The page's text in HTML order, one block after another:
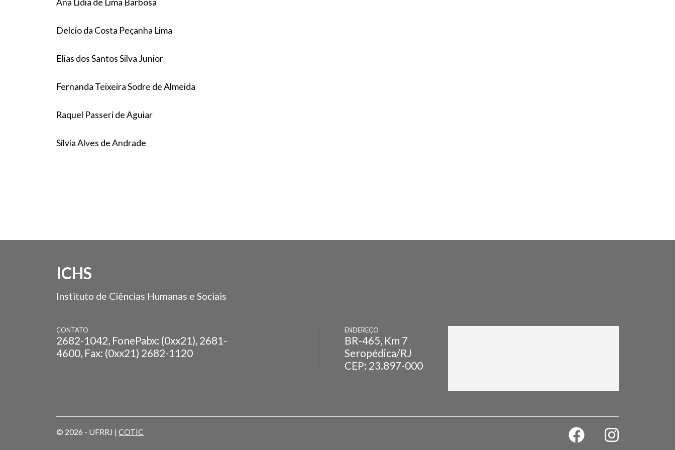
Ana Lídia de Lima Barbosa
Delcio da Costa Peçanha Lima
Elias dos Santos Silva Junior
Fernanda Teixeira Sodre de Almeida
Raquel Passeri de Aguiar
Silvia Alves de Andrade
ICHS
Instituto de Ciências Humanas e Sociais
CONTATO
2682-1042, FonePabx: (0xx21), 2681-
4600, Fax: (0xx21) 2682-1120
ENDEREÇO
BR-465, Km 7
Seropédica/RJ
CEP: 23.897-000
© 2026 - UFRRJ | COTIC